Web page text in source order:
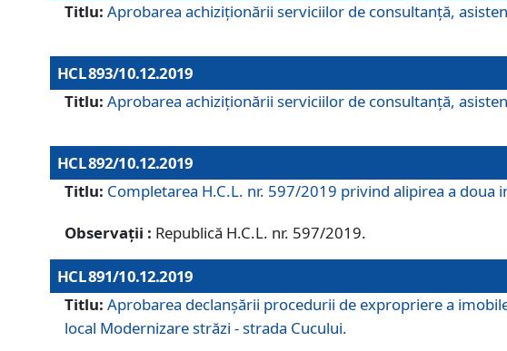
Titlu: Aprobarea achiziţionării serviciilor de consultanţă,
HCL 893/10.12.2019
Titlu: Aprobarea achiziţionării serviciilor de consultanţă,
HCL 892/10.12.2019
Titlu: Completarea H.C.L. nr. 597/2019 privind alipirea a doua
Observații : Republică H.C.L. nr. 597/2019.
HCL 891/10.12.2019
Titlu: Aprobarea declanșării procedurii de expropriere a
local Modernizare străzi - strada Cucului.